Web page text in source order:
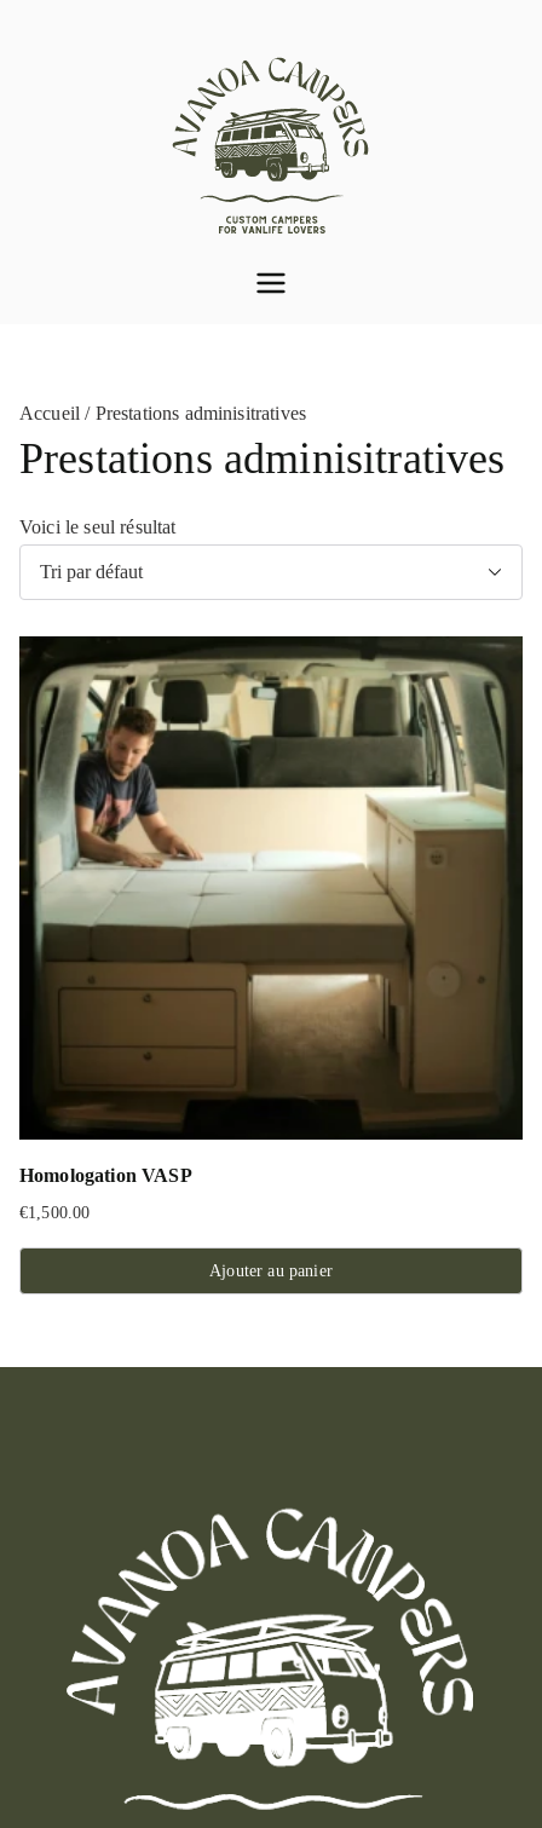
Accueil / Prestations adminisitratives
Prestations adminisitratives
Voici le seul résultat
Homologation VASP
€1,500.00
Ajouter au panier